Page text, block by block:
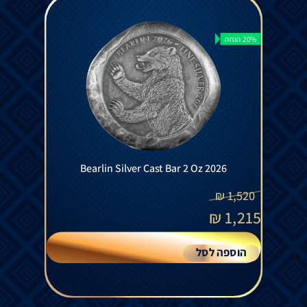
20% הנחה
Bearlin Silver Cast Bar 2 Oz 2026
1,520
₪
1,215
₪
הוספה לסל